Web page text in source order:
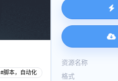
#脚本，自动化
资源名称
格式